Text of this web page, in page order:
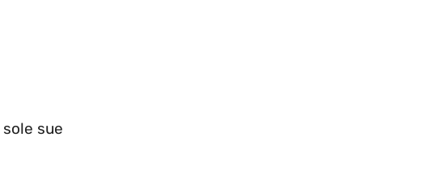
sue